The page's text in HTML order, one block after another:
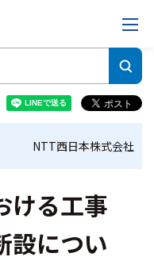
NTT西日本株式会社
ける工事
設につい